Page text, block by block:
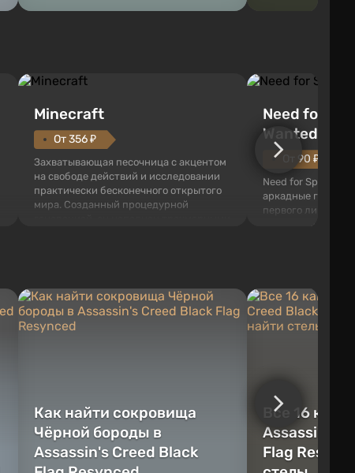
Minecraft
От 356 ₽
Захватывающая песочница с акцентом
на свободе действий и исследовании
практически бесконечного открытого
мира. Созданный процедурной
Игроку дана по...
Need for
Wanted
От 90 ₽
Need for Speed:
аркадные гонки с
первого лица. В
нарушите
Как найти сокровища
Чёрной бороды в
Assassin's Creed Black
Все 16
Assassin's
Flag